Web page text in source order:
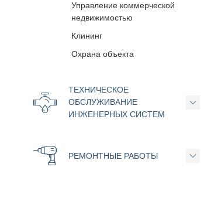
Управление коммерческой
недвижимостью
Клининг
Охрана объекта
ТЕХНИЧЕСКОЕ
ОБСЛУЖИВАНИЕ
ИНЖЕНЕРНЫХ СИСТЕМ
РЕМОНТНЫЕ РАБОТЫ